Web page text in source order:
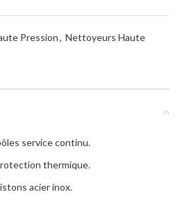
Pression, Nettoyeurs Haute
service continu.
thermique.
acier inox.